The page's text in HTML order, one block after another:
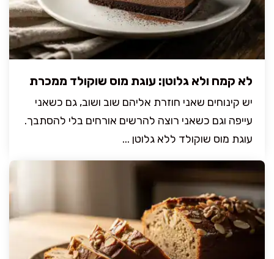
לא קמח ולא גלוטן: עוגת מוס שוקולד ממכרת
יש קינוחים שאני חוזרת אליהם שוב ושוב, גם כשאני
עייפה וגם כשאני רוצה להרשים אורחים בלי להסתבך.
עוגת מוס שוקולד ללא גלוטן ...